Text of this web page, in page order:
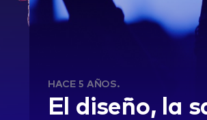
HACE 5 AÑOS.
El diseño, la